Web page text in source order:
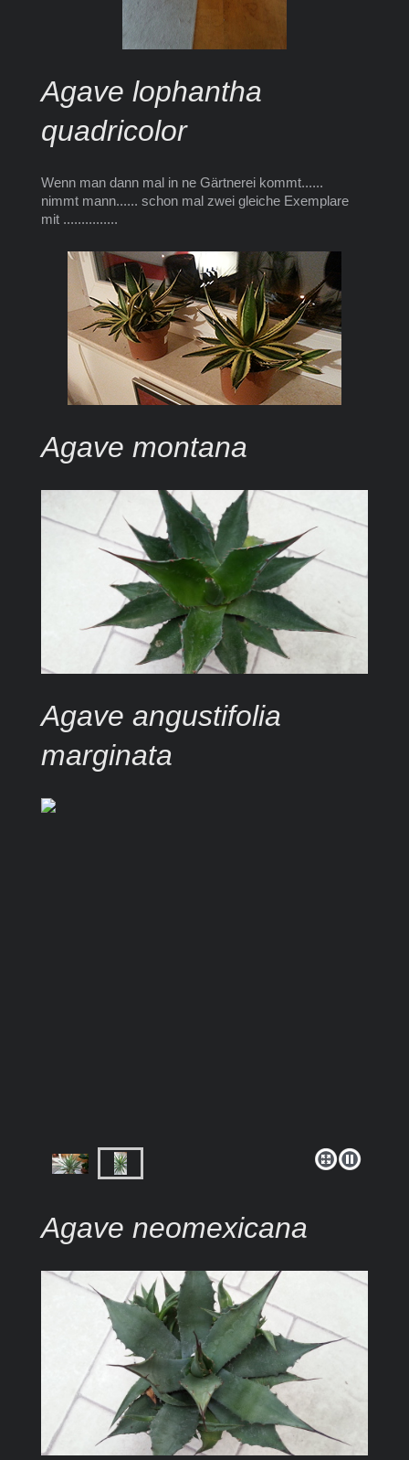
Agave lophantha
quadricolor
Wenn man dann mal in ne Gärtnerei kommt......
nimmt mann...... schon mal zwei gleiche Exemplare
mit ...............
Agave montana
Agave angustifolia
marginata
Agave neomexicana